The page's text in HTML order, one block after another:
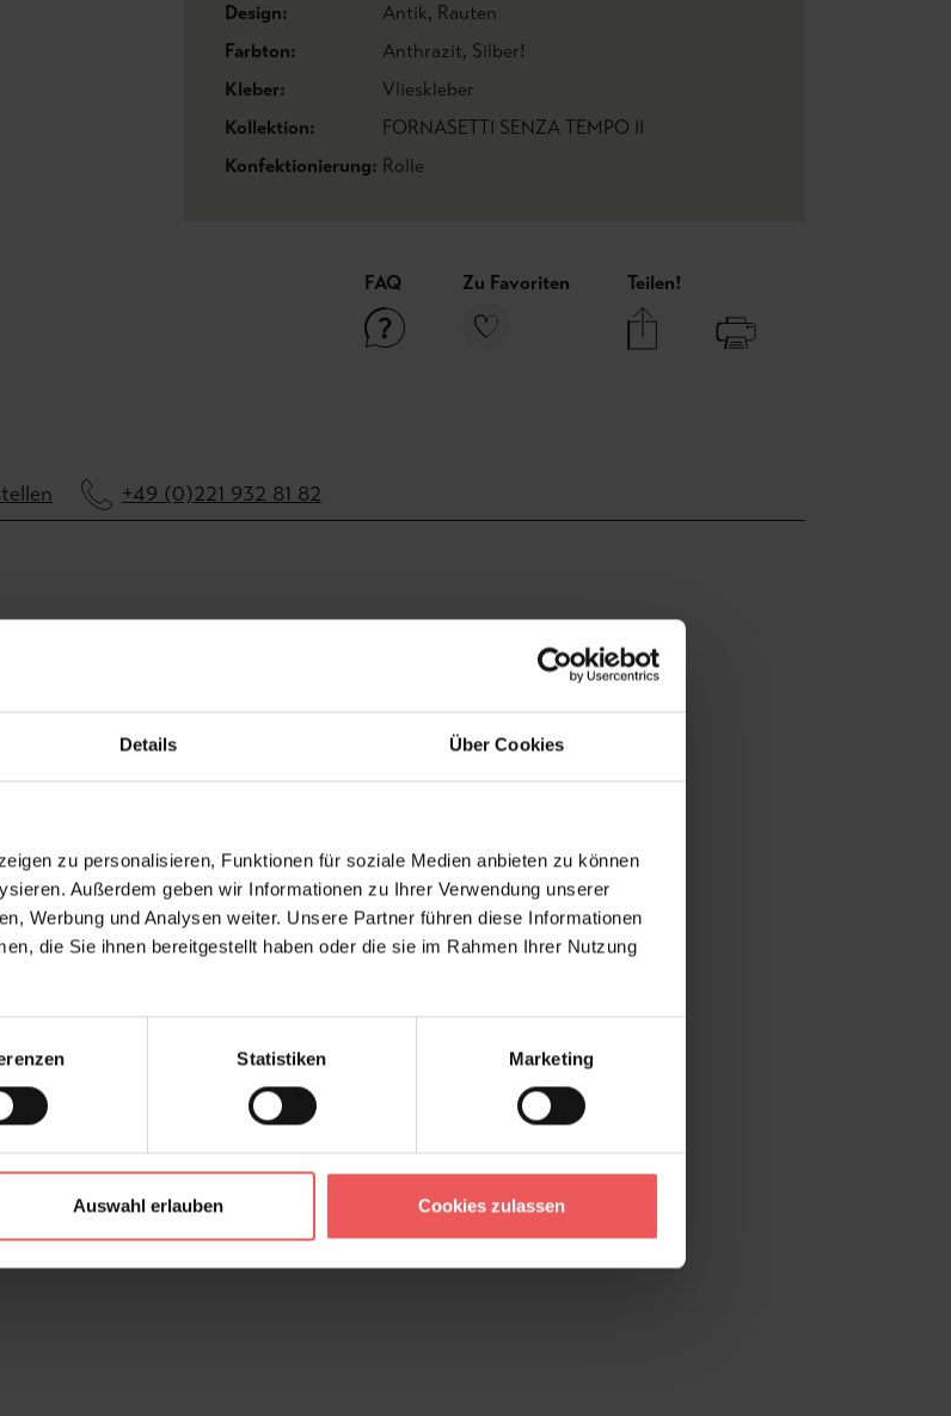
Details Über Cookies
zu personalisieren, Funktionen für soziale Medien anbieten zu können
Außerdem geben wir Informationen zu Ihrer Verwendung unserer
Werbung und Analysen weiter. Unsere Partner führen diese Informationen
die Sie ihnen bereitgestellt haben oder die sie im Rahmen Ihrer Nutzung
Statistiken Marketing
Auswahl erlauben Cookies zulassen
Design:
Antik, Rauten
Farbton:
Anthrazit, Silber!
Kleber:
Vlieskleber
Kollektion:
FORNASETTI SENZA TEMPO II
Konfektionierung: Rolle
FAQ Zu Favoriten Teilen!
+49 (0)221 932 81 82